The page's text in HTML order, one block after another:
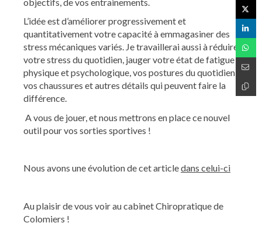
L’idée est d’améliorer progressivement et
quantitativement votre capacité à emmagasiner des
stress mécaniques variés. Je travaillerai aussi à réduire
votre stress du quotidien, jauger votre état de fatigue
physique et psychologique, vos postures du quotidien,
vos chaussures et autres détails qui peuvent faire la
différence.
A vous de jouer, et nous mettrons en place ce nouvel
outil pour vos sorties sportives !
Nous avons une évolution de cet articledans celui-ci
Au plaisir de vous voir au cabinet Chiropratique de
Colomiers !